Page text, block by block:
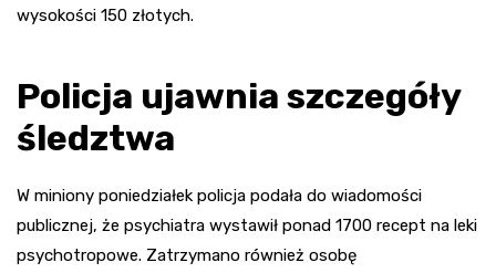
wysokości 150 złotych.
Policja ujawnia szczegóły
śledztwa
W miniony poniedziałek policja podała do wiadomości
publicznej, że psychiatra wystawił ponad 1700 recept na leki
psychotropowe. Zatrzymano również osobę